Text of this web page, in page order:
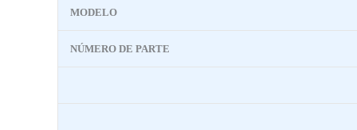
MODELO
NÚMERO DE PARTE